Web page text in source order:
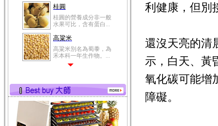
桂圓
桂圓的營養成分非一般
水果可比，含有蛋白...
高粱米
高粱米別名為蜀黍，為
禾本科一年生作物。...
有蛋白質、脂肪、磷...
鮪魚
鮪魚肚肉中的不飽和脂
肪酸內富含EPA和DH...
利健康，但別
還沒天亮的清
示，白天、黃
氧化碳可能增
障礙。